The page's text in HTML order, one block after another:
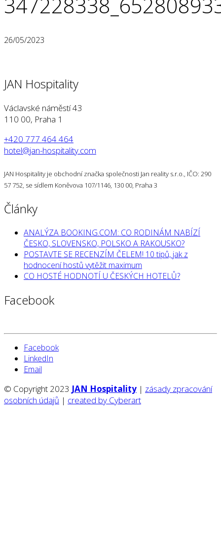
26/05/2023
JAN Hospitality
Václavské náměstí 43
110 00, Praha 1
+420 777 464 464
hotel@jan-hospitality.com
JAN Hospitality je obchodní značka společnosti Jan reality s.r.o., IČO: 290
57 752, se sídlem Koněvova 107/1146, 130 00, Praha 3
Články
ANALÝZA BOOKING.COM: CO RODINÁM NABÍZÍ
ČESKO, SLOVENSKO, POLSKO A RAKOUSKO?
POSTAVTE SE RECENZÍM ČELEM! 10 tipů, jak z
hodnocení hostů vytěžit maximum
CO HOSTÉ HODNOTÍ U ČESKÝCH HOTELŮ?
Facebook
Facebook
LinkedIn
Email
© Copyright 2023 JAN Hospitality | zásady zpracování
osobních údajů | created by Cyberart